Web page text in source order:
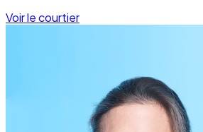
Voir le courtier